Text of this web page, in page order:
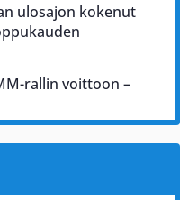
ulosajon kokenut
rallin voittoon –